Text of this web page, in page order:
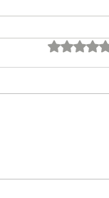
Avaliado